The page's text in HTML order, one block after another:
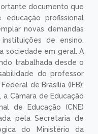
documento que
profissional
novas demandas
de ensino,
sociedade em geral. A
trabalhada desde o
do professor
de Brasília (IFB);
Câmara de Educação
de Educação (CNE)
pela Secretaria de
do Ministério da